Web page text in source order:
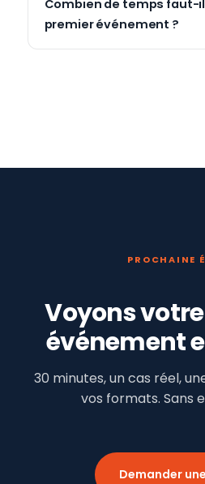
Combien de temps faut-
premier événement ?
PROCHAINE
Voyons
événement
30 minutes, un cas réel,
vos formats. Sans
Demander